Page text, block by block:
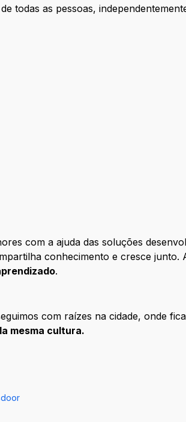
todas as pessoas,
com a ajuda das soluções
conhecimento e cresce junto.
.
com raízes na cidade, onde
mesma cultura.